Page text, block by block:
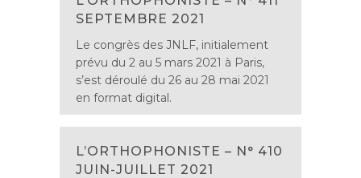
SEPTEMBRE 2021
Le congrès des JNLF, initialement
prévu du 2 au 5 mars 2021 à Paris,
s’est déroulé du 26 au 28 mai 2021
en format digital.
L’ORTHOPHONISTE – N° 410
JUIN-JUILLET 2021